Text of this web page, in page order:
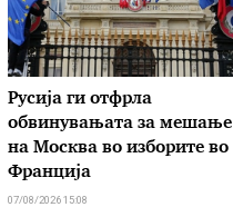
Русија ги отфрла
обвинувањата за мешање
на Москва во изборите во
Франција
07/08/2026 15:08